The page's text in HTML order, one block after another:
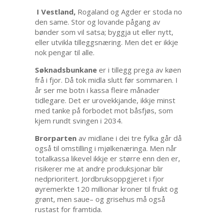
I Vestland, Rogaland og Agder er stoda no
den same. Stor og lovande pågang av
bønder som vil satsa; byggja ut eller nytt,
eller utvikla tilleggsnæring. Men det er ikkje
nok pengar til alle.
Søknadsbunkane er i tillegg prega av køen
frå i fjor. Då tok midla slutt før sommaren. I
år ser me botn i kassa fleire månader
tidlegare. Det er urovekkjande, ikkje minst
med tanke på forbodet mot båsfjøs, som
kjem rundt svingen i 2034.
Brorparten av midlane i dei tre fylka går då
også til omstilling i mjølkenæringa. Men når
totalkassa likevel ikkje er større enn den er,
risikerer me at andre produksjonar blir
nedprioritert. Jordbruksoppgjeret i fjor
øyremerkte 120 millionar kroner til frukt og
grønt, men saue– og grisehus må også
rustast for framtida.